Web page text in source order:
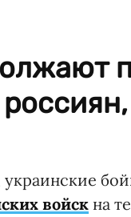
украинские
войск на